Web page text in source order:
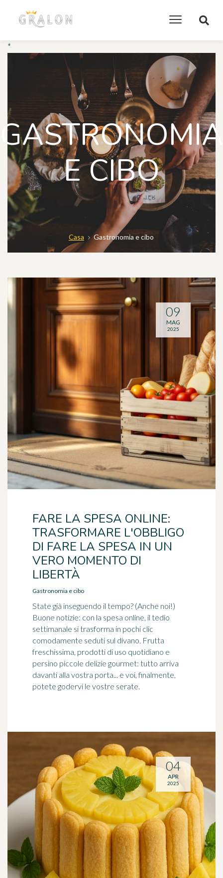
*
GASTRONOMIA
E CIBO
Casa Gastronomia e cibo
FARE LA SPESA ONLINE:
TRASFORMARE L'OBBLIGO
DI FARE LA SPESA IN UN
VERO MOMENTO DI
LIBERTÀ
Gastronomia e cibo
State già inseguendo il tempo? (Anche noi!)
Buone notizie: con la spesa online, il tedio
settimanale si trasforma in pochi clic
comodamente seduti sul divano. Frutta
freschissima, prodotti di uso quotidiano e
persino piccole delizie gourmet: tutto arriva
davanti alla vostra porta... e voi, finalmente,
potete godervi le vostre serate.
09
MAG
2025
04
APR
2025